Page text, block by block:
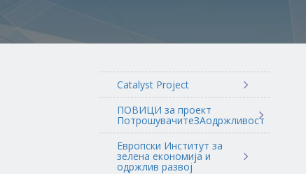
Catalyst Project
ПОВИЦИ за проект
ПотрошувачитеЗАодржливост
Европски Институт за
зелена економија и
одржлив развој